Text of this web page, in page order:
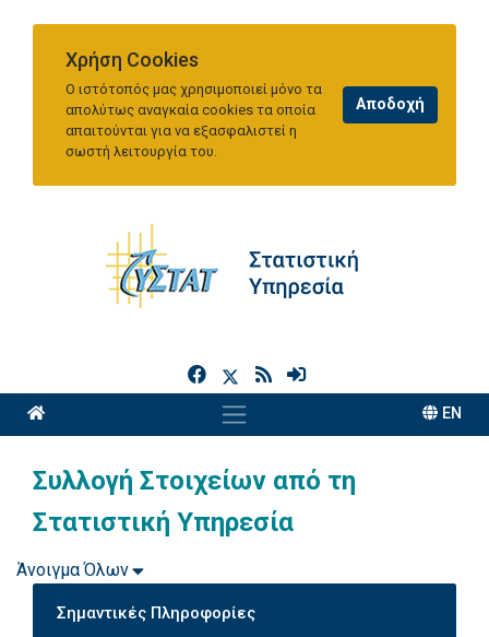
Χρήση Cookies
Ο ιστότοπός μας χρησιμοποιεί μόνο τα
απολύτως αναγκαία cookies τα οποία
απαιτούνται για να εξασφαλιστεί η
σωστή λειτουργία του.
h
EN
Συλλογή Στοιχείων από τη
Στατιστική Υπηρεσία
Άνοιγμα Όλων
Σημαντικές Πληροφορίες